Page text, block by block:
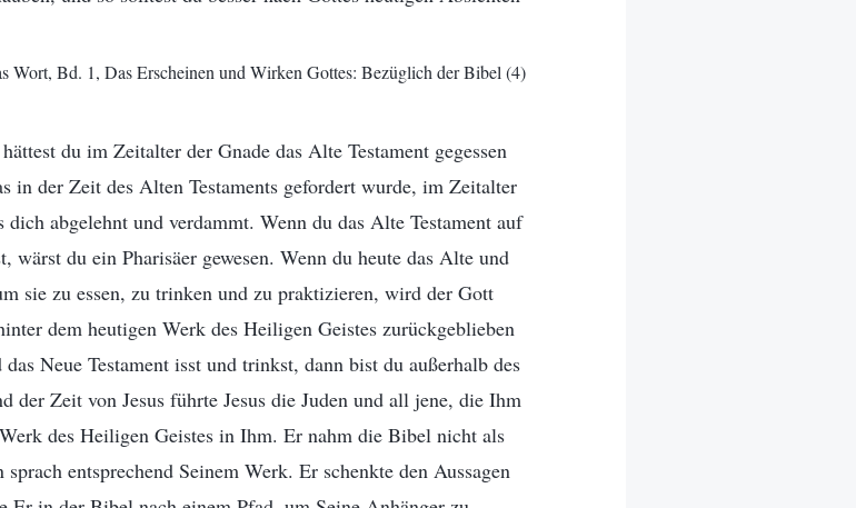
Wort, Bd. 1, Das Erscheinen und Wirken Gottes: Bezüglich der Bibel (4)
du im Zeitalter der Gnade das Alte Testament gegessen
in der Zeit des Alten Testaments gefordert wurde, im Zeitalter
dich abgelehnt und verdammt. Wenn du das Alte Testament auf
wärst du ein Pharisäer gewesen. Wenn du heute das Alte und
sie zu essen, zu trinken und zu praktizieren, wird der Gott
dem heutigen Werk des Heiligen Geistes zurückgeblieben
Neue Testament isst und trinkst, dann bist du außerhalb des
der Zeit von Jesus führte Jesus die Juden und all jene, die Ihm
des Heiligen Geistes in Ihm. Er nahm die Bibel nicht als
entsprechend Seinem Werk. Er schenkte den Aussagen